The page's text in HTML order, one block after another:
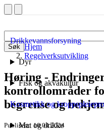
Søk
Drikkevannsforsyning
Dyr
Fisk og akvakultur
Kosmetikk og
Mat og drikke
Hjem
Regelverksutvikling
Høring -
kontrollområder
begrense og
Publisert 10.04.2024